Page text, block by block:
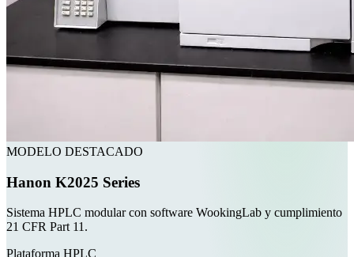
MODELO DESTACADO
Hanon K2025 Series
Sistema HPLC modular con software WookingLab y cumplimiento
21 CFR Part 11.
Plataforma HPLC